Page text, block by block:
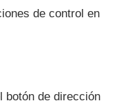
de control en
botón de dirección